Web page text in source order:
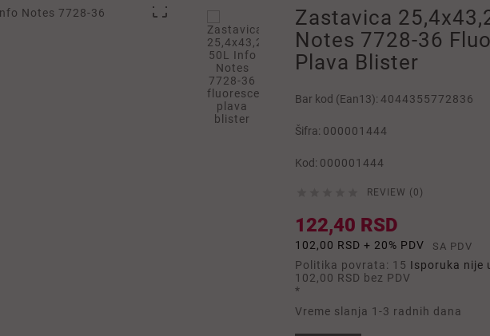

Zastavica
Notes 7728-36
Plava Blister
Bar kod (Ean13): 4044355772836
Šifra: 000001444
Kod: 000001444
REVIEW (0)
122,40 RSD
102,00 RSD + 20% PDV SA PDV
Politika povrata: 15 Isporuka nije
102,00 RSD bez PDV
*
Vreme slanja 1-3 radnih dana